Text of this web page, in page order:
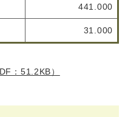
441.000
31.000
：51.2KB）